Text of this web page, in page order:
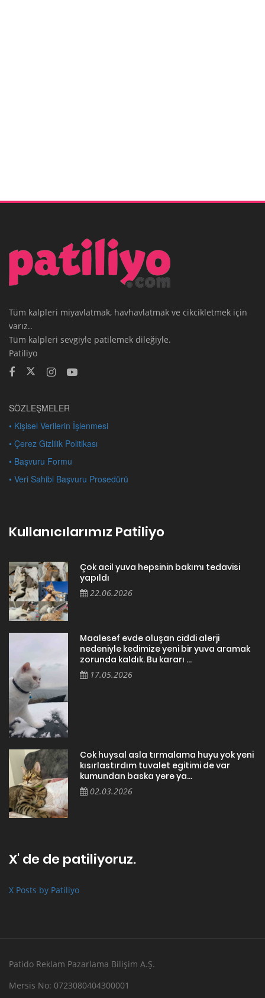
Tüm kalpleri miyavlatmak, havhavlatmak ve cikcikletmek için
varız..
Tüm kalpleri sevgiyle patilemek dileğiyle.
Patiliyo
SÖZLEŞMELER
• Kişisel Verilerin İşlenmesi
• Çerez Gizlilik Politikası
• Başvuru Formu
• Veri Sahibi Başvuru Prosedürü
Kullanıcılarımız Patiliyo
Çok acil yuva hepsinin bakımı tedavisi
yapıldı
22.06.2026
Maalesef evde oluşan ciddi alerji
nedeniyle kedimize yeni bir yuva aramak
zorunda kaldık. Bu kararı ...
17.05.2026
Cok huysal asla tırmalama huyu yok yeni
kısırlastırdım tuvalet egitimi de var
kumundan baska yere ya...
02.03.2026
X' de de patiliyoruz.
X Posts by Patiliyo
Patido Reklam Pazarlama Bilişim A.Ş.
Mersis No: 0723080404300001